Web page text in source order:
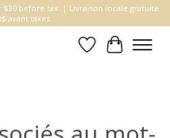
before tax. | Livraison locale gratuite
avant taxes.
Liste dePanier